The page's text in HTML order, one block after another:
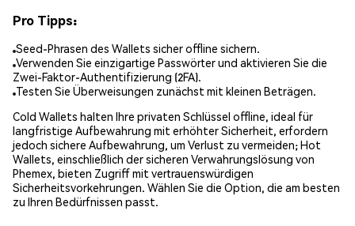
Pro Tipps:
Seed-Phrasen des Wallets sicher offline sichern.
Verwenden Sie einzigartige Passwörter und aktivieren Sie die
Zwei-Faktor-Authentifizierung (2FA).
Testen Sie Überweisungen zunächst mit kleinen Beträgen.
Cold Wallets halten Ihre privaten Schlüssel offline, ideal für
langfristige Aufbewahrung mit erhöhter Sicherheit, erfordern
jedoch sichere Aufbewahrung, um Verlust zu vermeiden; Hot
Wallets, einschließlich der sicheren Verwahrungslösung von
Phemex, bieten Zugriff mit vertrauenswürdigen
Sicherheitsvorkehrungen. Wählen Sie die Option, die am besten
zu Ihren Bedürfnissen passt.